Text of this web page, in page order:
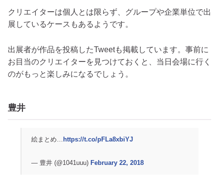
クリエイターは個人とは限らず、グループや企業単位で出
展しているケースもあるようです。
出展者が作品を投稿したTweetも掲載しています。事前に
お目当のクリエイターを見つけておくと、当日会場に行く
のがもっと楽しみになるでしょう。
豊井
絵まとめ… https://t.co/pFLa8xbiYJ
— 豊井 (@1041uuu) February 22, 2018